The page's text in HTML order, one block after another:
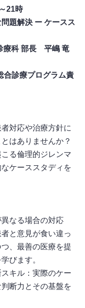
21時
題解決 ー ケースス
療科 部長 平嶋 竜
診療プログラム責
対応や治療方針に
はありませんか？
る倫理的ジレンマ
ケーススタディを
なる場合の対応
と意見が食い違っ
、最善の医療を提
びます。
キル：実際のケー
断力とその基盤を